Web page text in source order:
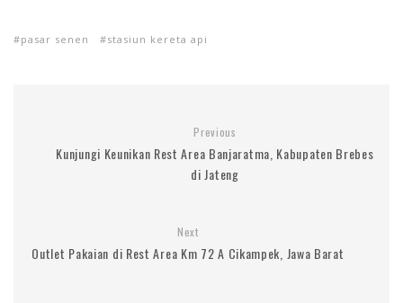
pasar senen stasiun kereta api
Previous
Kunjungi Keunikan Rest Area Banjaratma, Kabupaten Brebes
di Jateng
Next
Outlet Pakaian di Rest Area Km 72 A Cikampek, Jawa Barat